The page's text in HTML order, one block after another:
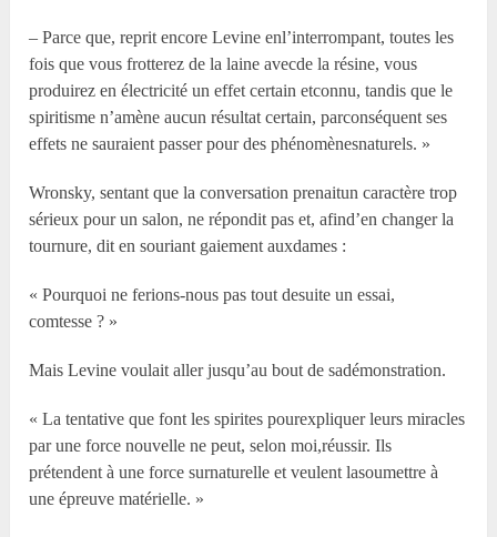
– Parce que, reprit encore Levine enl’interrompant, toutes les
fois que vous frotterez de la laine avecde la résine, vous
produirez en électricité un effet certain etconnu, tandis que le
spiritisme n’amène aucun résultat certain, parconséquent ses
effets ne sauraient passer pour des phénomènesnaturels. »
Wronsky, sentant que la conversation prenaitun caractère trop
sérieux pour un salon, ne répondit pas et, afind’en changer la
tournure, dit en souriant gaiement auxdames :
« Pourquoi ne ferions-nous pas tout desuite un essai,
comtesse ? »
Mais Levine voulait aller jusqu’au bout de sadémonstration.
« La tentative que font les spirites pourexpliquer leurs miracles
par une force nouvelle ne peut, selon moi,réussir. Ils
prétendent à une force surnaturelle et veulent lasoumettre à
une épreuve matérielle. »